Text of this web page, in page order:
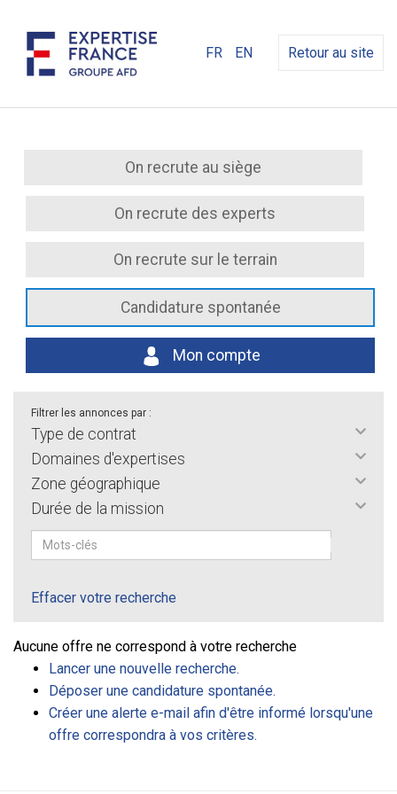
FR EN Retour au site
On recrute au siège
On recrute des experts
On recrute sur le terrain
Candidature spontanée
Mon compte
Filtrer les annonces par :
Type de contrat
Domaines d'expertises
Zone géographique
Durée de la mission
Effacer votre recherche
Aucune offre ne correspond à votre recherche
Lancer une nouvelle recherche.
Déposer une candidature spontanée.
Créer une alerte e-mail afin d'être informé lorsqu'une
offre correspondra à vos critères.